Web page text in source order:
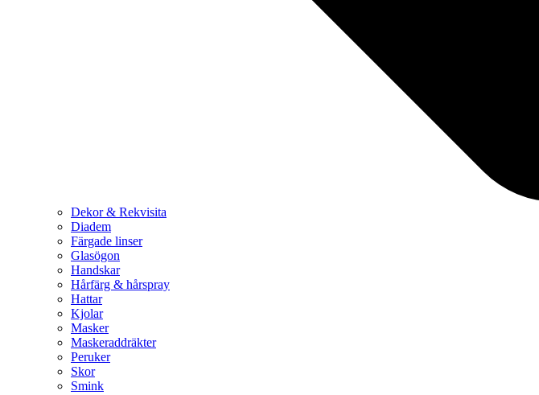
Dekor & Rekvisita
Diadem
Färgade linser
Glasögon
Handskar
Hårfärg & hårspray
Hattar
Kjolar
Masker
Maskeraddräkter
Peruker
Skor
Smink